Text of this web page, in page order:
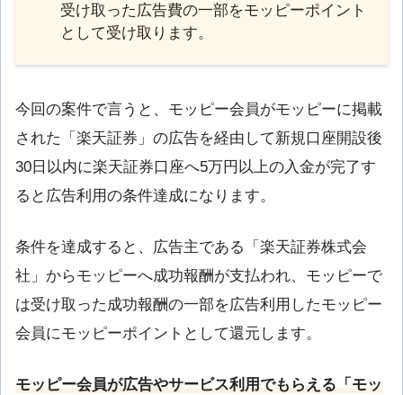
受け取った広告費の一部をモッピーポイント
として受け取ります。
今回の案件で言うと、モッピー会員がモッピーに掲載
された「楽天証券」の広告を経由して新規口座開設後
30日以内に楽天証券口座へ5万円以上の入金が完了す
ると広告利用の条件達成になります。
条件を達成すると、広告主である「楽天証券株式会
社」からモッピーへ成功報酬が支払われ、モッピーで
は受け取った成功報酬の一部を広告利用したモッピー
会員にモッピーポイントとして還元します。
モッピー会員が広告やサービス利用でもらえる「モッ